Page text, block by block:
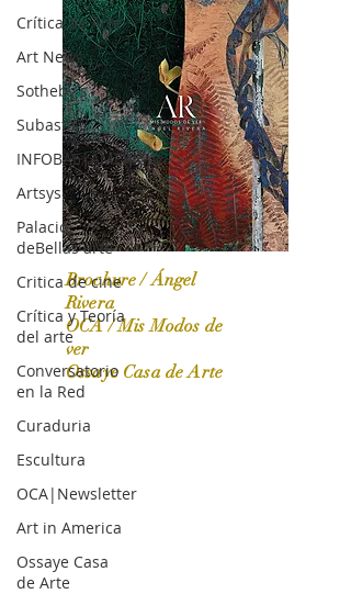
Crítica de Arte
Art News
Sotheby's
Subasta
INFOBAE|AMERICA
Artsys
Palacio
deBellas arte
Critica de cine
Crítica y Teoría
del arte
Conversatorio
en la Red
Curaduria
Escultura
OCA|Newsletter
Art in America
Ossaye Casa
de Arte
OCA|News 31 / Marzo-Abril / 2024
Brochure / Ángel
Rivera
OCA / Mis Modos de
ver
Ossaye Casa de Arte